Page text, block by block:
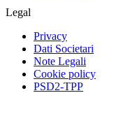
Legal
Privacy
Dati Societari
Note Legali
Cookie policy
PSD2-TPP